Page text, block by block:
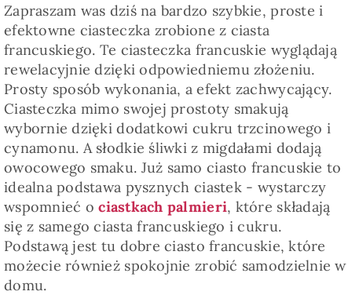
Zapraszam was dziś na bardzo szybkie, proste i
efektowne ciasteczka zrobione z ciasta
francuskiego. Te ciasteczka francuskie wyglądają
rewelacyjnie dzięki odpowiedniemu złożeniu.
Prosty sposób wykonania, a efekt zachwycający.
Ciasteczka mimo swojej prostoty smakują
wybornie dzięki dodatkowi cukru trzcinowego i
cynamonu. A słodkie śliwki z migdałami dodają
owocowego smaku. Już samo ciasto francuskie to
idealna podstawa pysznych ciastek - wystarczy
wspomnieć ociastkach palmieri, które składają
się z samego ciasta francuskiego i cukru.
Podstawą jest tu dobre ciasto francuskie, które
możecie również spokojnie zrobić samodzielnie w
domu.